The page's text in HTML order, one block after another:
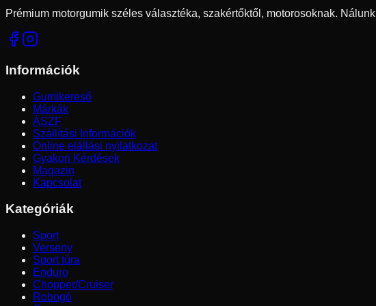
Prémium motorgumik széles választéka, szakértőktől, motorosoknak.
Információk
Gumikereső
Márkák
ÁSZF
Szállítási Információk
Online elállási nyilatkozat
Gyakori Kérdések
Magazin
Kapcsolat
Kategóriák
Sport
Verseny
Sport túra
Enduro
Chopper/Cruiser
Robogó